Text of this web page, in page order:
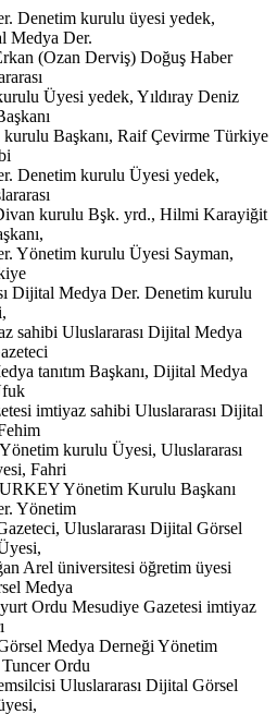
Denetim kurulu üyesi yedek,
Medya Der.
(Ozan Derviş) Doğuş Haber
Üyesi yedek, Yıldıray Deniz
Başkanı, Raif Çevirme Türkiye
Denetim kurulu Üyesi yedek,
kurulu Bşk. yrd., Hilmi Karayiğit
Yönetim kurulu Üyesi Sayman,
Dijital Medya Der. Denetim kurulu
sahibi Uluslararası Dijital Medya
tanıtım Başkanı, Dijital Medya
imtiyaz sahibi Uluslararası Dijital
kurulu Üyesi, Uluslararası
Fahri
Yönetim Kurulu Başkanı
Yönetim
Uluslararası Dijital Görsel
Arel üniversitesi öğretim üyesi
Medya
Ordu Mesudiye Gazetesi imtiyaz
Medya Derneği Yönetim
Ordu
Uluslararası Dijital Görsel